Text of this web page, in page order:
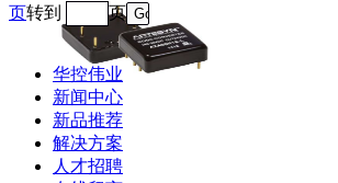
页转到 页
华控伟业
新闻中心
新品推荐
解决方案
人才招聘